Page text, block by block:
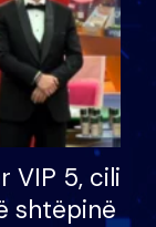
VIP 5, cili
shtëpinë